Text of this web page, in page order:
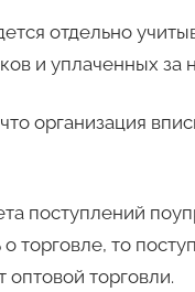
отдельно
и уплаченных за
организация
поступлений
торговле, то
торговли.